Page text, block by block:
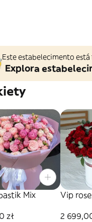
Este estabelecimento
Explora
Mix
zł
Vip
2